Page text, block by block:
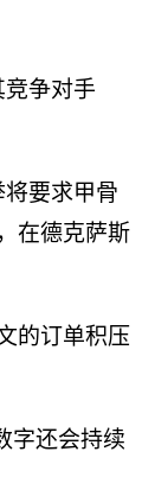
争对手
要求甲骨
在德克萨斯
的订单积压
字还会持续